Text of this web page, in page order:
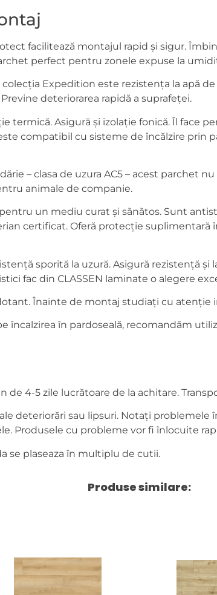
facilitează montajul rapid și sigur.
perfect pentru zonele expuse la
Expedition este rezistența la apă
deteriorarea rapidă a suprafeței.
termică. Asigură și izolație fonică. Îl face
compatibil cu sisteme de încălzire prin
– clasa de uzura AC5 – acest parchet
animale de companie.
un mediu curat și sănătos. Sunt
certificat. Oferă protecție suplimentară
sporită la uzură. Asigură rezistență
fac din CLASSEN laminate o alegere
Înainte de montaj studiați cu
încalzirea în pardoseală, recomandăm
de 4-5 zile lucrătoare de la achitare.
deteriorări sau lipsuri. Notați problemele
Produsele cu probleme vor fi înlocuite
se plaseaza în multiplu de cutii.
Produse similare: